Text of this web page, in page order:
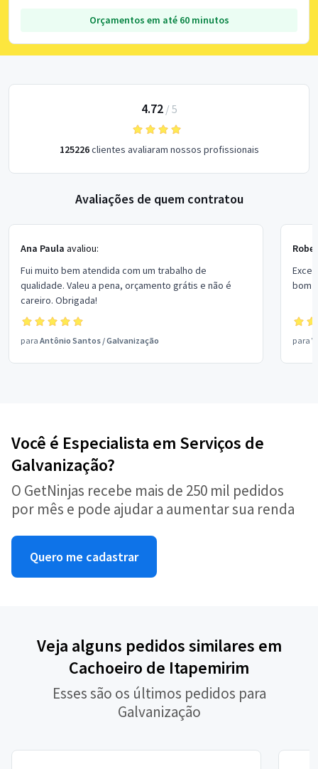
Orçamentos em até 60 minutos
4.72/ 5
125226clientes avaliaram nossos profissionais
Avaliações de quem contratou
Ana Paula avaliou:
Fui muito bem atendida com um trabalho de
qualidade. Valeu a pena, orçamento grátis e não é
careiro. Obrigada!
para Antônio Santos /Galvanização
bom
para
Você é Especialista em Serviços de
Galvanização?
O GetNinjas recebe mais de 250 mil pedidos
por mês e pode ajudar a aumentar sua renda
Quero me cadastrar
Veja alguns pedidos similares em
Cachoeiro de Itapemirim
Esses são os últimos pedidos para
Galvanização